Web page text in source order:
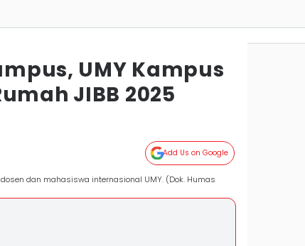
UMY Kampus
JIBB 2025
Add Us on Google
dan mahasiswa internasional UMY. (Dok. Humas